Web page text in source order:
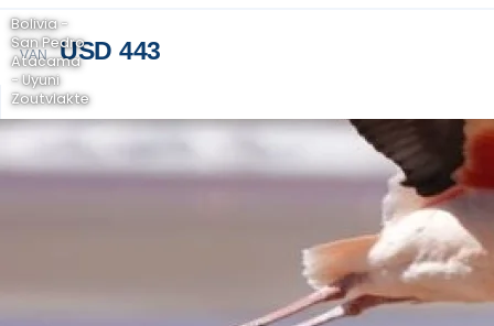
VAN USD 443
Bolivia -
San Pedro
Atacama
- Uyuni
Zoutvlakte